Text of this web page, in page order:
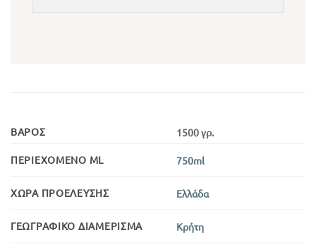
ΒΆΡΟΣ 1500 γρ.
ΠΕΡΙΕΧΌΜΕΝΟ ML 750ml
ΧΏΡΑ ΠΡΟΈΛΕΥΣΗΣ Ελλάδα
ΓΕΩΓΡΑΦΙΚΌ ΔΙΑΜΈΡΙΣΜΑ Κρήτη